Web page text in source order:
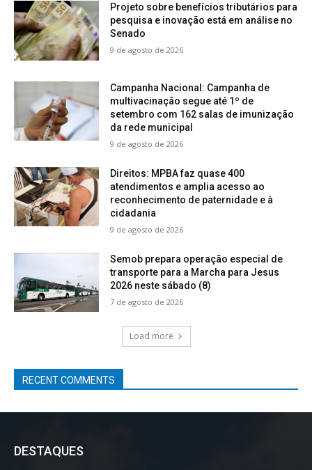
Projeto sobre benefícios tributários para
pesquisa e inovação está em análise no
Senado
9 de agosto de 2026
Campanha Nacional: Campanha de
multivacinação segue até 1º de
setembro com 162 salas de imunização
da rede municipal
9 de agosto de 2026
Direitos: MPBA faz quase 400
atendimentos e amplia acesso ao
reconhecimento de paternidade e à
cidadania
9 de agosto de 2026
Semob prepara operação especial de
transporte para a Marcha para Jesus
2026 neste sábado (8)
7 de agosto de 2026
Load more
RECENT COMMENTS
DESTAQUES